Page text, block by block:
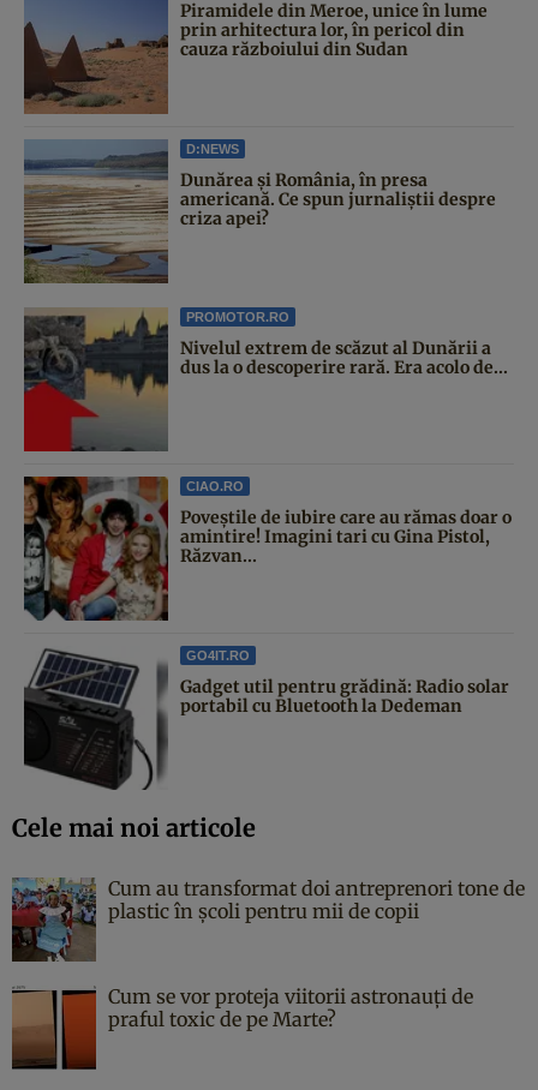
Piramidele din Meroe, unice în lume
prin arhitectura lor, în pericol din
cauza războiului din Sudan
D:NEWS
Dunărea și România, în presa
americană. Ce spun jurnaliștii despre
criza apei?
PROMOTOR.RO
Nivelul extrem de scăzut al Dunării a
dus la o descoperire rară. Era acolo de...
CIAO.RO
Poveştile de iubire care au rămas doar o
amintire! Imagini tari cu Gina Pistol,
Răzvan...
GO4IT.RO
Gadget util pentru grădină: Radio solar
portabil cu Bluetooth la Dedeman
Cele mai noi articole
Cum au transformat doi antreprenori tone de
plastic în școli pentru mii de copii
Cum se vor proteja viitorii astronauți de
praful toxic de pe Marte?